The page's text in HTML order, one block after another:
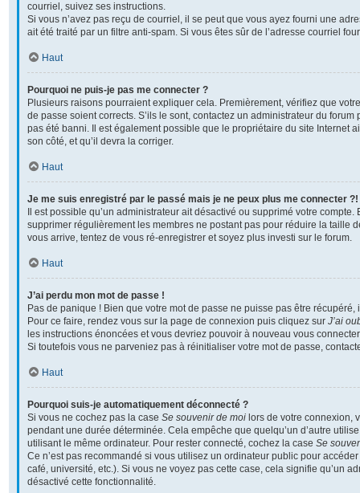
courriel, suivez ses instructions.
Si vous n’avez pas reçu de courriel, il se peut que vous ayez fourni une
ait été traité par un filtre anti-spam. Si vous êtes sûr de l’adresse courriel
Haut
Pourquoi ne puis-je pas me connecter ?
Plusieurs raisons pourraient expliquer cela. Premièrement, vérifiez que
de passe soient corrects. S’ils le sont, contactez un administrateur du forum
pas été banni. Il est également possible que le propriétaire du site Internet
son côté, et qu’il devra la corriger.
Haut
Je me suis enregistré par le passé mais je ne peux plus me connecter ?!
Il est possible qu’un administrateur ait désactivé ou supprimé votre compte.
supprimer régulièrement les membres ne postant pas pour réduire la taille
vous arrive, tentez de vous ré-enregistrer et soyez plus investi sur le forum.
Haut
J’ai perdu mon mot de passe !
Pas de panique ! Bien que votre mot de passe ne puisse pas être
Pour ce faire, rendez vous sur la page de connexion puis cliquez sur J’ai
les instructions énoncées et vous devriez pouvoir à nouveau vous
Si toutefois vous ne parveniez pas à réinitialiser votre mot de passe,
Haut
Pourquoi suis-je automatiquement déconnecté ?
Si vous ne cochez pas la case Se souvenir de moi lors de votre connexion,
pendant une durée déterminée. Cela empêche que quelqu’un d’autre
utilisant le même ordinateur. Pour rester connecté, cochez la case Se
Ce n’est pas recommandé si vous utilisez un ordinateur public pour
café, université, etc.). Si vous ne voyez pas cette case, cela signifie qu’un
désactivé cette fonctionnalité.